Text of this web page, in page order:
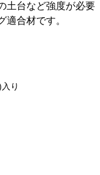
土台など強度が必要
適合材です。
り